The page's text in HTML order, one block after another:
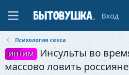
Вход
Психология секса
ИНТИМ
Инсульты во
массово ловить россияне